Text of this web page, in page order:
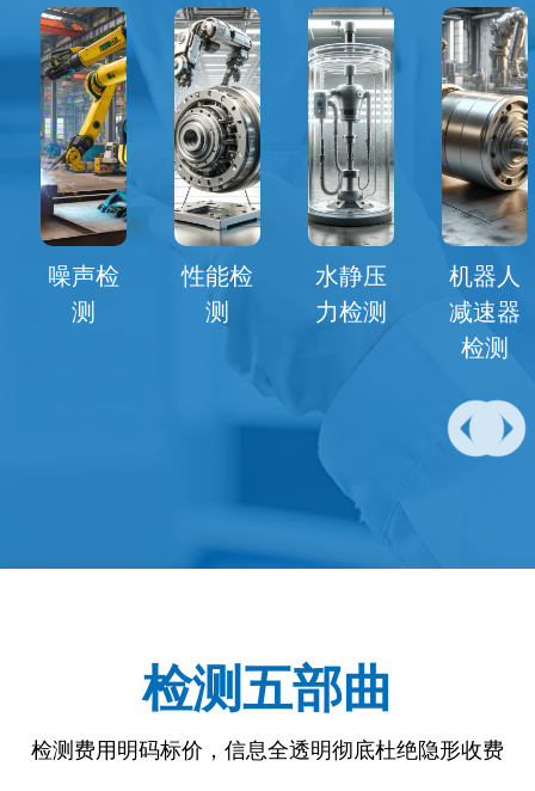
噪声检
测
性能检
测
水静压
力检测
机器人
减速器
检测
检测五部曲
检测费用明码标价，信息全透明彻底杜绝隐形收费